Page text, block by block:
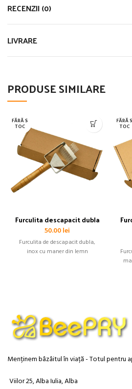
RECENZII (0)
LIVRARE
PRODUSE SIMILARE
FĂRĂ S
TOC
Furculita descapacit dubla
50.00lei
Furculita de descapacit dubla,
inox cu maner din lemn
FĂRĂ S
TOC
Menținem bâzâitul în viață - Totul pentru
Viilor 25, Alba Iulia, Alba